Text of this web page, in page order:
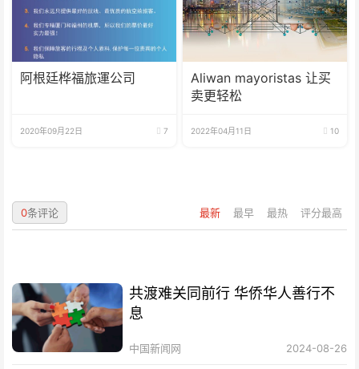
阿根廷桦福旅運公司
2020年09月22日 7
Aliwan mayoristas 让买
卖更轻松
2022年04月11日 10
最新 最早 最热 评分最高
0条评论
共渡难关同前行 华侨华人善行不
息
中国新闻网 2024-08-26